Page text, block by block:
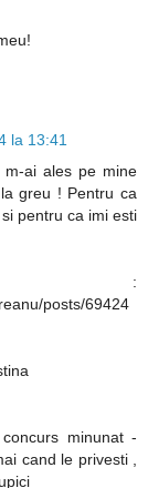
la 13:41
ai ales pe mine
greu ! Pentru ca
pentru ca imi esti
:
posts/69424
minunat -
cand le privesti ,